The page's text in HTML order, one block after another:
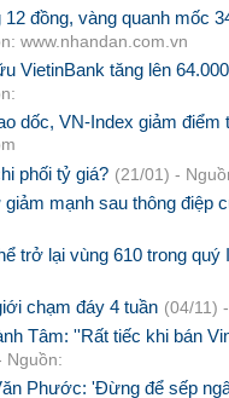
12 đồng, vàng quanh mốc
www.nhandan.com.vn
VietinBank tăng lên
dốc, VN-Index giảm điểm
phối tỷ giá? (21/01) -
giảm mạnh sau thông điệp
trở lại vùng 610 trong quý
chạm đáy 4 tuần (04/11)
Tâm: ''Rất tiếc khi bán
Nguồn:
Phước: 'Đừng để sếp